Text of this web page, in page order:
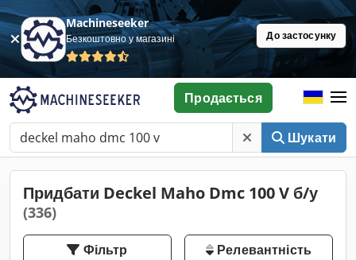
Machineseeker
Безкоштовно у магазині До застосунку
Шукати
Продається
Придбати Deckel Maho Dmc 100 V б/у
(336)
Фільтр Релевантність